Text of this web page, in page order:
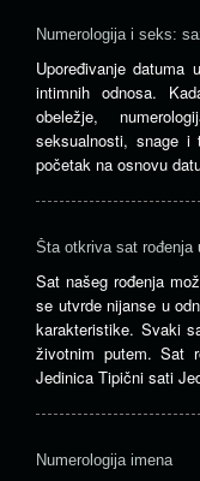
Numerologija i seks:
Upoređivanje datuma
intimnih odnosa.
obeležje,
seksualnosti, snage i
početak na osnovu
Šta otkriva sat rođenja
Sat našeg rođenja
se utvrde nijanse u
karakteristike. Svaki
životnim putem. Sat
Jedinica Tipični sati
Numerologija imena